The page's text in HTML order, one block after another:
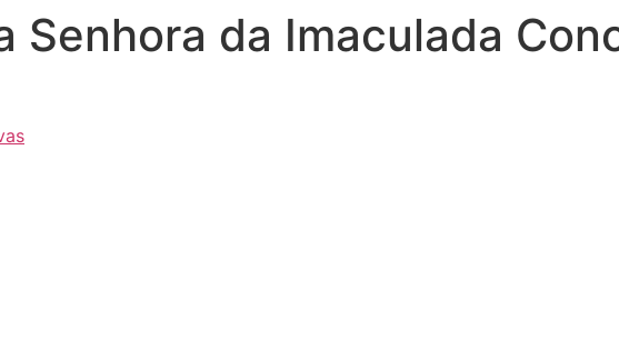
Senhora da Imaculada